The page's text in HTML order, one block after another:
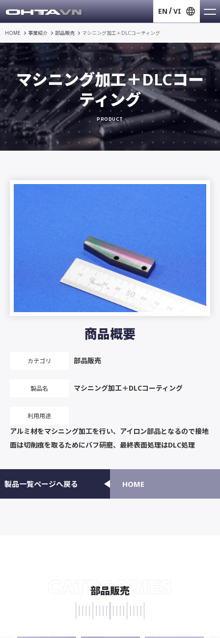
EN VI
HOME 事業紹介 部品販売 マシニング加工＋DLCコーティング
マシニング加工＋DLCコー
ティング
PRODUCT
商品概要
カテゴリ 部品販売
製品名 マシニング加工＋DLCコーティング
利用用途
アルミ材をマシニング加工を行い、アイロン部品となるので接地
面は切削痕を取るためにバフ研磨、最終表面処理はDLC処理
製品一覧ページへ戻る HOME
CATEGORIES
部品販売